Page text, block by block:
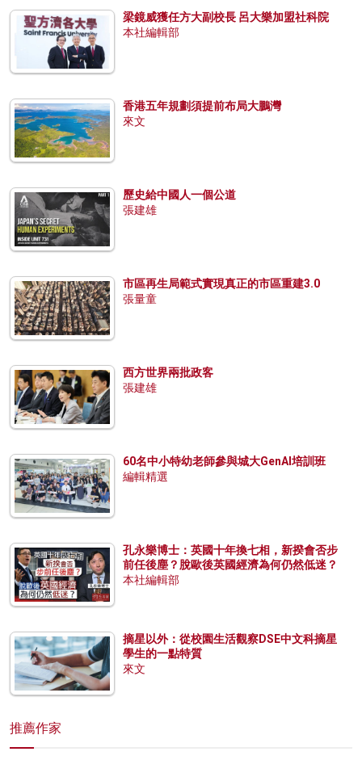
梁鏡威獲任方大副校長 呂大樂加盟社科院
本社編輯部
香港五年規劃須提前布局大鵬灣
來文
歷史給中國人一個公道
張建雄
市區再生局範式實現真正的市區重建3.0
張量童
西方世界兩批政客
張建雄
60名中小特幼老師參與城大GenAI培訓班
編輯精選
孔永樂博士：英國十年換七相，新揆會否步
前任後塵？脫歐後英國經濟為何仍然低迷？
本社編輯部
摘星以外：從校園生活觀察DSE中文科摘星
學生的一點特質
來文
推薦作家